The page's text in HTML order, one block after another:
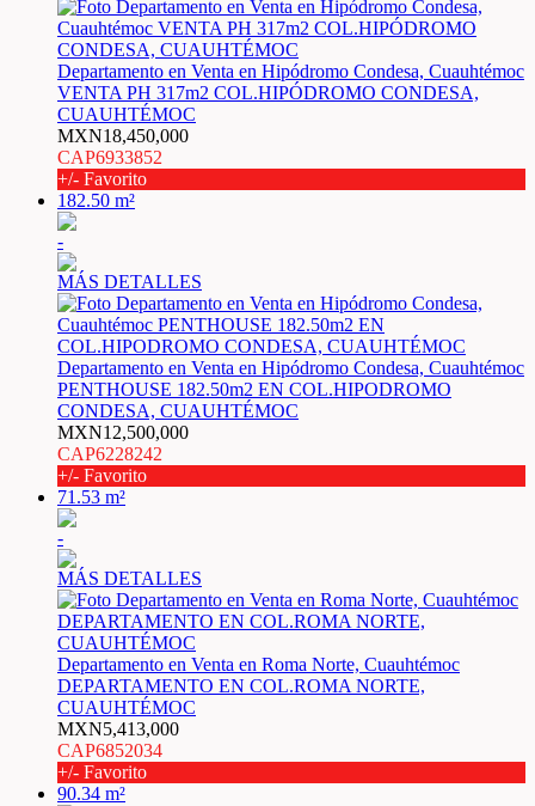
Departamento en Venta en Hipódromo Condesa, Cuauhtémoc
VENTA PH 317m2 COL.HIPÓDROMO CONDESA,
CUAUHTÉMOC
MXN18,450,000
CAP6933852
+/- Favorito
182.50 m²
-
MÁS DETALLES
Departamento en Venta en Hipódromo Condesa, Cuauhtémoc
PENTHOUSE 182.50m2 EN COL.HIPODROMO
CONDESA, CUAUHTÉMOC
MXN12,500,000
CAP6228242
+/- Favorito
71.53 m²
-
MÁS DETALLES
Departamento en Venta en Roma Norte, Cuauhtémoc
DEPARTAMENTO EN COL.ROMA NORTE,
CUAUHTÉMOC
MXN5,413,000
CAP6852034
+/- Favorito
90.34 m²